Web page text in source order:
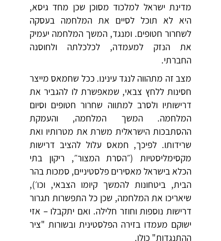
מדינת ישראל למלכוד מסוכן שכן מחד גיסא,
היא לא תוכל לסיים את המלחמה בעסקה
לשחרור חטופים. ומנגד, המשך המלחמה יעמיק
את הנזק למעמדה, לכלכלתה ולחוסנה
החברתי.
מצב זה מתהווה לנגד עינינו. ככל שחמאס מייצר
חסינות ללחץ צבאי, שמאפשרת לו להגביר את
דרישותיו ולסרב למתווה שחרור חטופים וסיום
המלחמה. המשך המלחמה, והעמקת
ההסתבכות הישראלית משרת את מטרותיו ואת
שרידותו. לפיכך, חמאס עלול להציב דרישות
מקסימליסטיות (״הסרת המצור״, ריקון בתי
הכלא בישראל מאסירים פלסטיניים, סמכות בהר
הבית, ביטחונות להמשך קיומו הצבאי, וכו׳),
שיאריכו את המלחמה, שכן כל התפשרות תגרור
דרישות נוספות וחוזר חלילה. ואם יתקבלו – אזי
ישוקם מעמדו בזירה הפלסטינית ובשורות "ציר
ההתנגדות" כולו.